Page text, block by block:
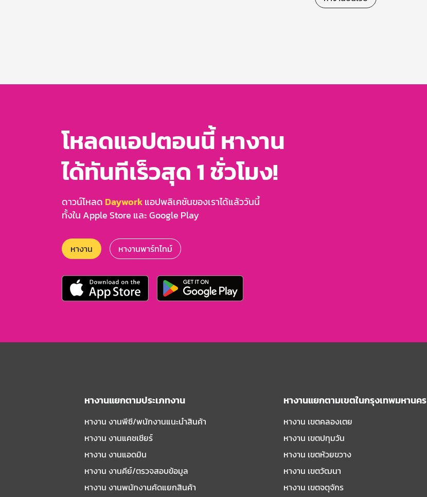
โหลดแอปตอนนี้ หางาน
ได้ทันทีเร็วสุด 1 ชั่วโมง!
ดาวน์โหลด Dayworkแอปพลิเคชันของเราได้แล้ววันนี้
ทั้งใน Apple Store และ Google Play
หางาน หางานพาร์ทไทม์
หางานแยกตามประเภทงาน
หางาน งานพีซี/พนักงานแนะนําสินค้า
หางาน งานแคชเชียร์
หางาน งานแอดมิน
หางาน งานคีย์/ตรวจสอบข้อมูล
หางาน งานพนักงานคัดแยกสินค้า
หางานแยกตามเขตในกรุงเทพมหานคร
หางาน เขตคลองเตย
หางาน เขตปทุมวัน
หางาน เขตห้วยขวาง
หางาน เขตวัฒนา
หางาน เขตจตุจักร